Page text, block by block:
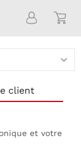
client
et votre